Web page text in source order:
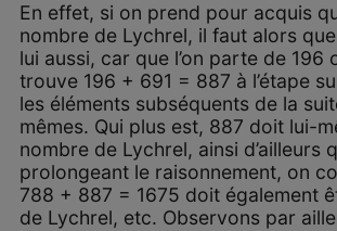
En effet, si on prend pour acquis
nombre de Lychrel, il faut alors
lui aussi, car que l’on parte de 196
trouve 196 + 691 = 887 à l’étape
les éléments subséquents de la
mêmes. Qui plus est, 887 doit lui-
nombre de Lychrel, ainsi d’ailleurs
prolongeant le raisonnement, on
788 + 887 = 1675 doit également
de Lychrel, etc. Observons par